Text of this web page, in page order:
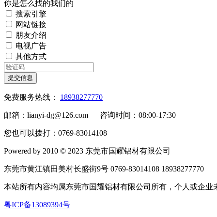
你是怎么找的我们的
搜索引擎
网站链接
朋友介绍
电视广告
其他方式
提交信息
免费服务热线： 18938277770
邮箱：lianyi-dg@126.com 咨询时间：08:00-17:30
您也可以拨打：0769-83014108
Powered by 2010 © 2023 东莞市国耀铝材有限公司
东莞市黄江镇田美村长盛街9号 0769-83014108 18938277770
本站所有内容均属东莞市国耀铝材有限公司所有，个人或企
粤ICP备13089394号